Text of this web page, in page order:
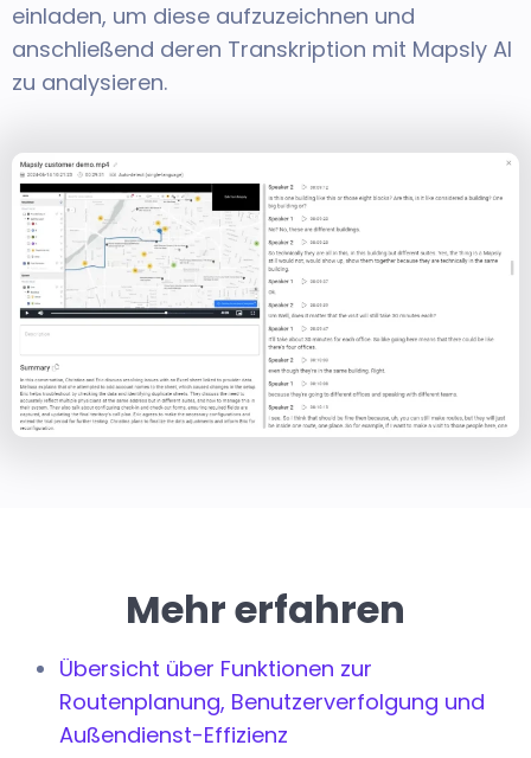
einladen, um diese aufzuzeichnen und
anschließend deren Transkription mit Mapsly AI
zu analysieren.
Mehr erfahren
Übersicht über Funktionen zur
Routenplanung, Benutzerverfolgung und
Außendienst-Effizienz